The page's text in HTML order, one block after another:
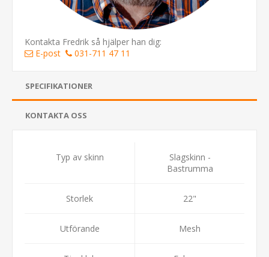
Kontakta Fredrik så hjälper han dig:
E-post
031-711 47 11
SPECIFIKATIONER
KONTAKTA OSS
Typ av skinn
Slagskinn -
Bastrumma
Storlek 22"
Utförande Mesh